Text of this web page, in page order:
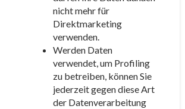
nicht mehr für
Direktmarketing
verwenden.
Werden Daten
verwendet, um Profiling
zu betreiben, können Sie
jederzeit gegen diese Art
der Datenverarbeitung